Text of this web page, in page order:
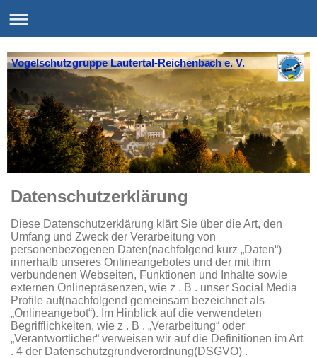
Vogelschutzgruppe Lautertal-Reichenbach e. V.
Datenschutzerklärung
Diese Datenschutzerklärung klärt Sie über die Art, den
Umfang und Zweck der Verarbeitung von
personenbezogenen Daten(nachfolgend kurz „Daten“)
innerhalb unseres Onlineangebotes und der mit ihm
verbundenen Webseiten, Funktionen und Inhalte sowie
externen Onlinepräsenzen, wie z . B . unser Social Media
Profile auf(nachfolgend gemeinsam bezeichnet als
„Onlineangebot“). Im Hinblick auf die verwendeten
Begrifflichkeiten, wie z . B . „Verarbeitung“ oder
„Verantwortlicher“ verweisen wir auf die Definitionen im Art
. 4 der Datenschutzgrundverordnung(DSGVO) .